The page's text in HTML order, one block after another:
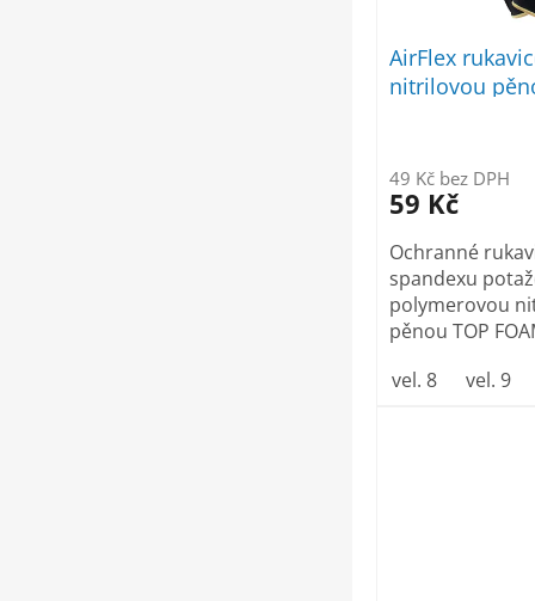
d
u
ů
AirFlex
nitrilovou
49 Kč bez DPH
59 Kč
Ochranné
spandexu
polymerovou
pěnou TOP
vel. 8
vel. 9